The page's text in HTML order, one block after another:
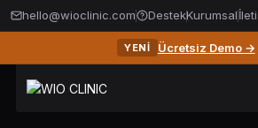
hello@wioclinic.com DestekKurumsal
YENI Ücretsiz Demo →